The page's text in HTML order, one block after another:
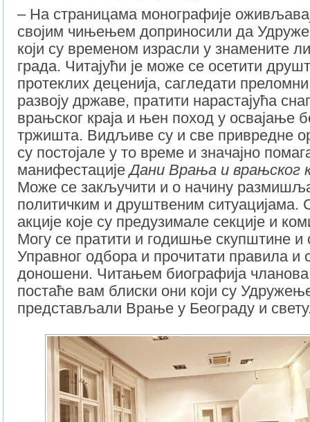
– На страницама монографије
својим чињењем доприносили да
који су временом израсли у знамените
града. Читајући је може се осетити
протеклих деценија, сагледати
развоју државе, пратити нарастајућа
врањског краја и њен поход у освајање
тржишта. Видљиве су и све привредне
су постојале у то време и значајно
манифестацијеДани Врања и врањског
Може се закључити и о начину
политичким и друштвеним ситуацијама.
акције које су предузимале секције и
Могу се пратити и годишње скупштине и
Управног одбора и прочитати правила и
доношени. Читањем биографија
постаће вам блиски они који су
представљали Врање у Београду и